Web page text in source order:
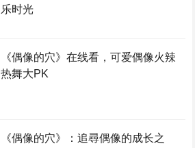
乐时光
《偶像的穴》在线看，可爱偶像火辣
热舞大PK
《偶像的穴》：追尋偶像的成长之